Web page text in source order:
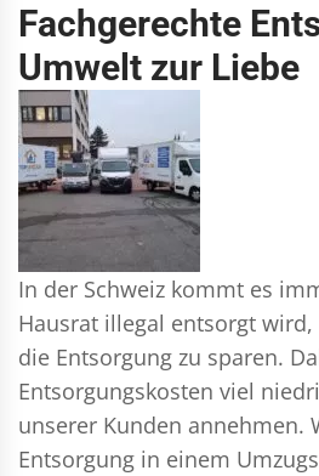
Fachgerechte
Umwelt zur Liebe
In der Schweiz kommt es
Hausrat illegal entsorgt
die Entsorgung zu sparen.
Entsorgungskosten viel
unserer Kunden annehmen.
Entsorgung in einem